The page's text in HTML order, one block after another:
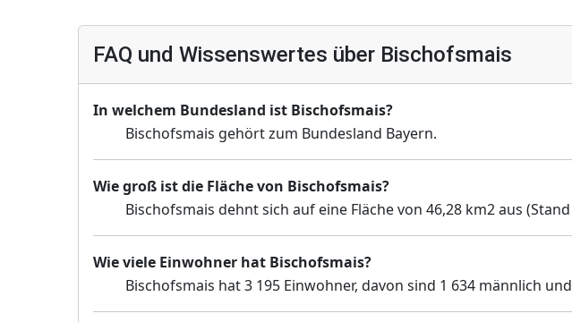
FAQ und Wissenswertes über Bischofsmais
In welchem Bundesland ist Bischofsmais?
Bischofsmais gehört zum Bundesland Bayern.
Wie groß ist die Fläche von Bischofsmais?
Bischofsmais dehnt sich auf eine Fläche von 46,28 km2 aus (Stand
Wie viele Einwohner hat Bischofsmais?
Bischofsmais hat 3 195 Einwohner, davon sind 1 634 männlich